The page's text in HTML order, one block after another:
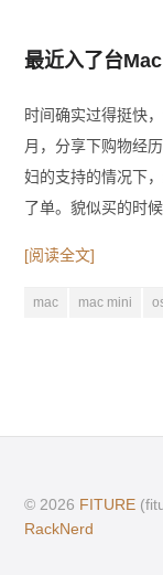
最近入了台
时间确实过得挺快
月，分享下购物经
妇的支持的情况下
了单。貌似买的时候
[阅读全文]
mac mac mini
© 2026 FITURE
RackNerd